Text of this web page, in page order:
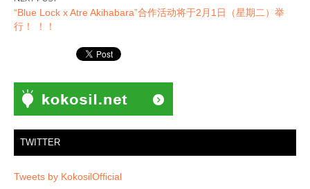
“Blue Lock x Atre Akihabara”合作活动将于2月1日（星期二）举
行！ ！！
TWITTER
Tweets by KokosilOfficial